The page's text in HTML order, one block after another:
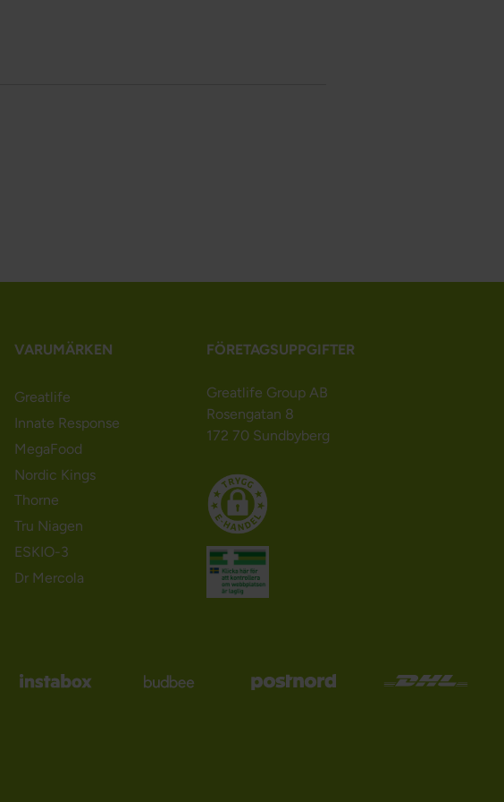
VARUMÄRKEN
Greatlife
Innate Response
MegaFood
Nordic Kings
Thorne
Tru Niagen
ESKIO-3
Dr Mercola
FÖRETAGSUPPGIFTER
Greatlife Group AB
Rosengatan 8
172 70 Sundbyberg